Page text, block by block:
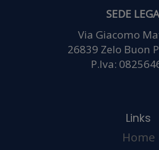
SEDE
Via Giacomo
26839 Zelo Buon
P.Iva:
Home